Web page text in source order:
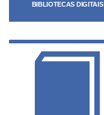
BIBLIOTECAS DIGITAIS